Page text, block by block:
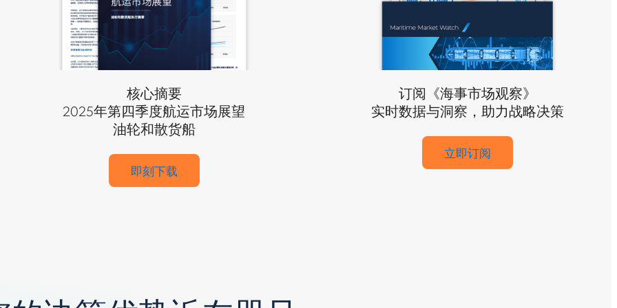
核心摘要
2025年第四季度航运市场展望
油轮和散货船
即刻下载
订阅《海事市场观察》
实时数据与洞察，助力战略决策
立即订阅